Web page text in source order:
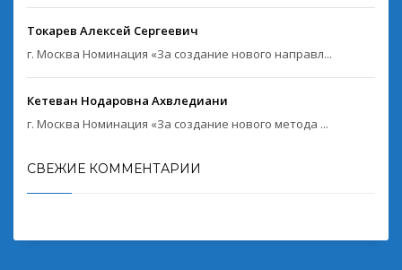
Токарев Алексей Сергеевич
г. Москва Номинация «За создание нового направл...
Кетеван Нодаровна Ахвледиани
г. Москва Номинация «За создание нового метода ...
СВЕЖИЕ КОММЕНТАРИИ